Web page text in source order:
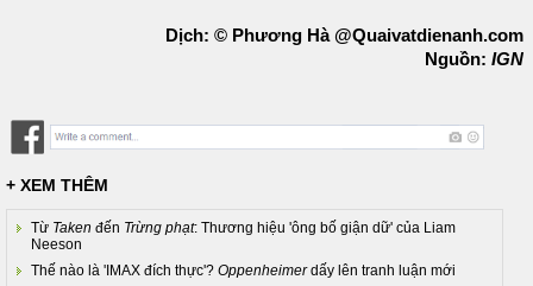
Dịch: © Phương Hà @Quaivatdienanh.com
Nguồn: IGN
+ XEM THÊM
Từ Taken đến Trừng phạt: Thương hiệu 'ông bố giận dữ' của Liam
Neeson
Thế nào là 'IMAX đích thực'? Oppenheimerdấy lên tranh luận mới